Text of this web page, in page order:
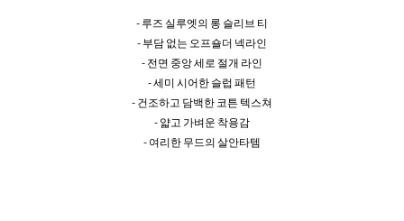
- 루즈 실루엣의 롱 슬리브 티
- 부담 없는 오프숄더 넥라인
- 전면 중앙 세로 절개 라인
- 세미 시어한 슬럽 패턴
- 건조하고 담백한 코튼 텍스쳐
- 얇고 가벼운 착용감
- 여리한 무드의 살안타템